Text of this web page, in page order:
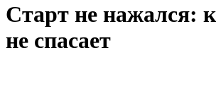
Старт не нажался:
не спасает